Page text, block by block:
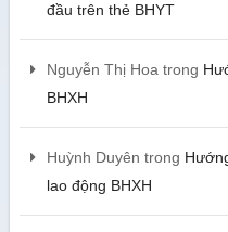
đầu trên thẻ BHYT
Nguyễn Thị Hoa trong
BHXH
Huỳnh Duyên trong
lao động BHXH